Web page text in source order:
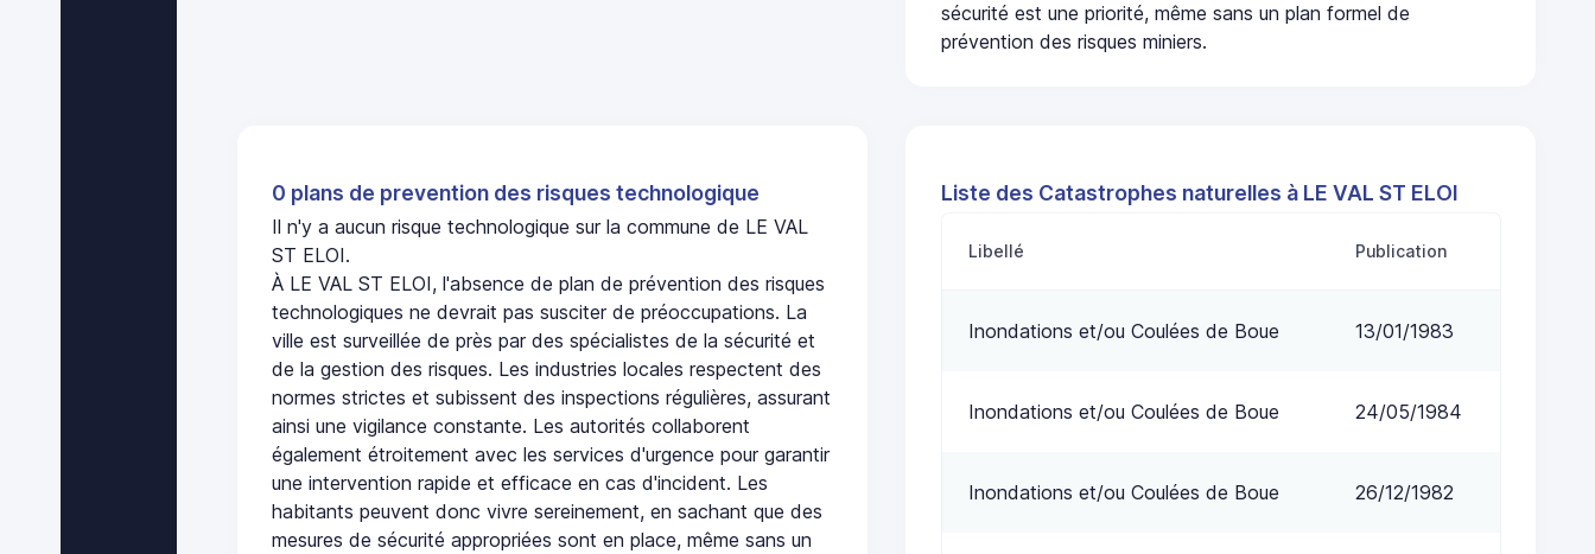
sécurité est une priorité, même sans un plan formel de
prévention des risques miniers.
0 plans de prevention des risques technologique
Il n'y a aucun risque technologique sur la commune de LE VAL
ST ELOI.
À LE VAL ST ELOI, l'absence de plan de prévention des risques
technologiques ne devrait pas susciter de préoccupations. La
ville est surveillée de près par des spécialistes de la sécurité et
de la gestion des risques. Les industries locales respectent des
normes strictes et subissent des inspections régulières, assurant
ainsi une vigilance constante. Les autorités collaborent
également étroitement avec les services d'urgence pour garantir
une intervention rapide et efficace en cas d'incident. Les
habitants peuvent donc vivre sereinement, en sachant que des
mesures de sécurité appropriées sont en place, même sans un
Liste des Catastrophes naturelles à LE VAL ST ELOI
Libellé Publication
Inondations et/ou Coulées de Boue 13/01/1983
Inondations et/ou Coulées de Boue 24/05/1984
Inondations et/ou Coulées de Boue 26/12/1982